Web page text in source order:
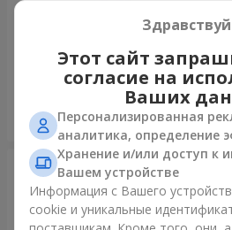
1 175 грн
Заказать
4
Этот сайт
согласие на
Ваших
Персонализированная
аналитика, определение
Хранение и/или доступ к
Вашем устройстве
Информация с Вашего
cookie и уникальные